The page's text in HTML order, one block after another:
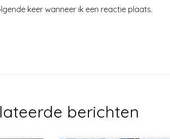
keer wanneer ik een reactie plaats.
berichten